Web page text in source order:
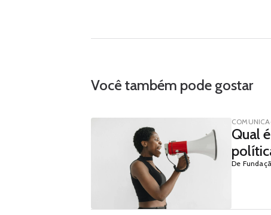
Você também pode gostar
Qual
De